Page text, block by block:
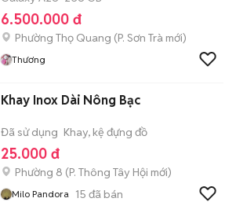
6.500.000 đ
Phường Thọ Quang (P. Sơn Trà mới)
Thương
Khay Inox Dài Nông Bạc
Đã sử dụng Khay, kệ đựng đồ
25.000 đ
Phường 8 (P. Thông Tây Hội mới)
Milo Pandora 15 đã bán